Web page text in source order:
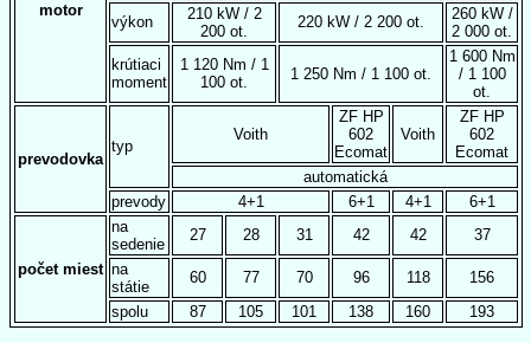
motor
výkon
210 kW / 2
200 ot.
220 kW / 2 200 ot.
260 kW /
2 000 ot.
krútiaci
moment
1 120 Nm / 1
100 ot.
1 250 Nm / 1 100 ot.
1 600 Nm
/ 1 100
ot.
prevodovka
typ
Voith
ZF HP
602
Ecomat
Voith
ZF HP
602
Ecomat
automatická
prevody
4+1 6+1 4+1 6+1
počet miest
na
sedenie
27 28 31 42 42
37
na
státie
60 77 70 96 118
156
spolu
87 105 101 138 160 193